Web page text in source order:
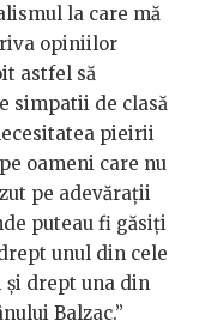
la care mă
opiniilor
astfel să
simpatii de clasă
pieirii
oameni care nu
pe adevărații
puteau fi găsiți
unul din cele
drept una din
Balzac.”